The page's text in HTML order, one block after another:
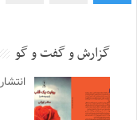
گزارش و گفت و گو